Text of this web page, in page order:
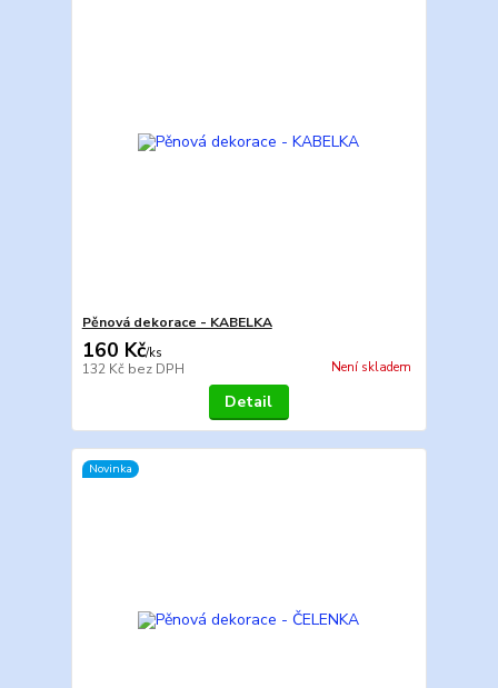
Pěnová dekorace - KABELKA
160 Kč/ks
132 Kč bez DPH Není skladem
Detail
Novinka